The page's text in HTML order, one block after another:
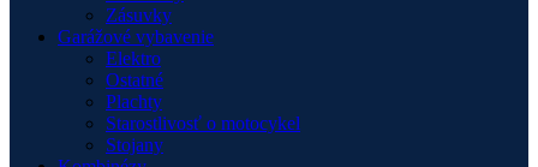
Zásuvky
Garážové vybavenie
Elektro
Ostatné
Plachty
Starostlivosť o motocykel
Stojany